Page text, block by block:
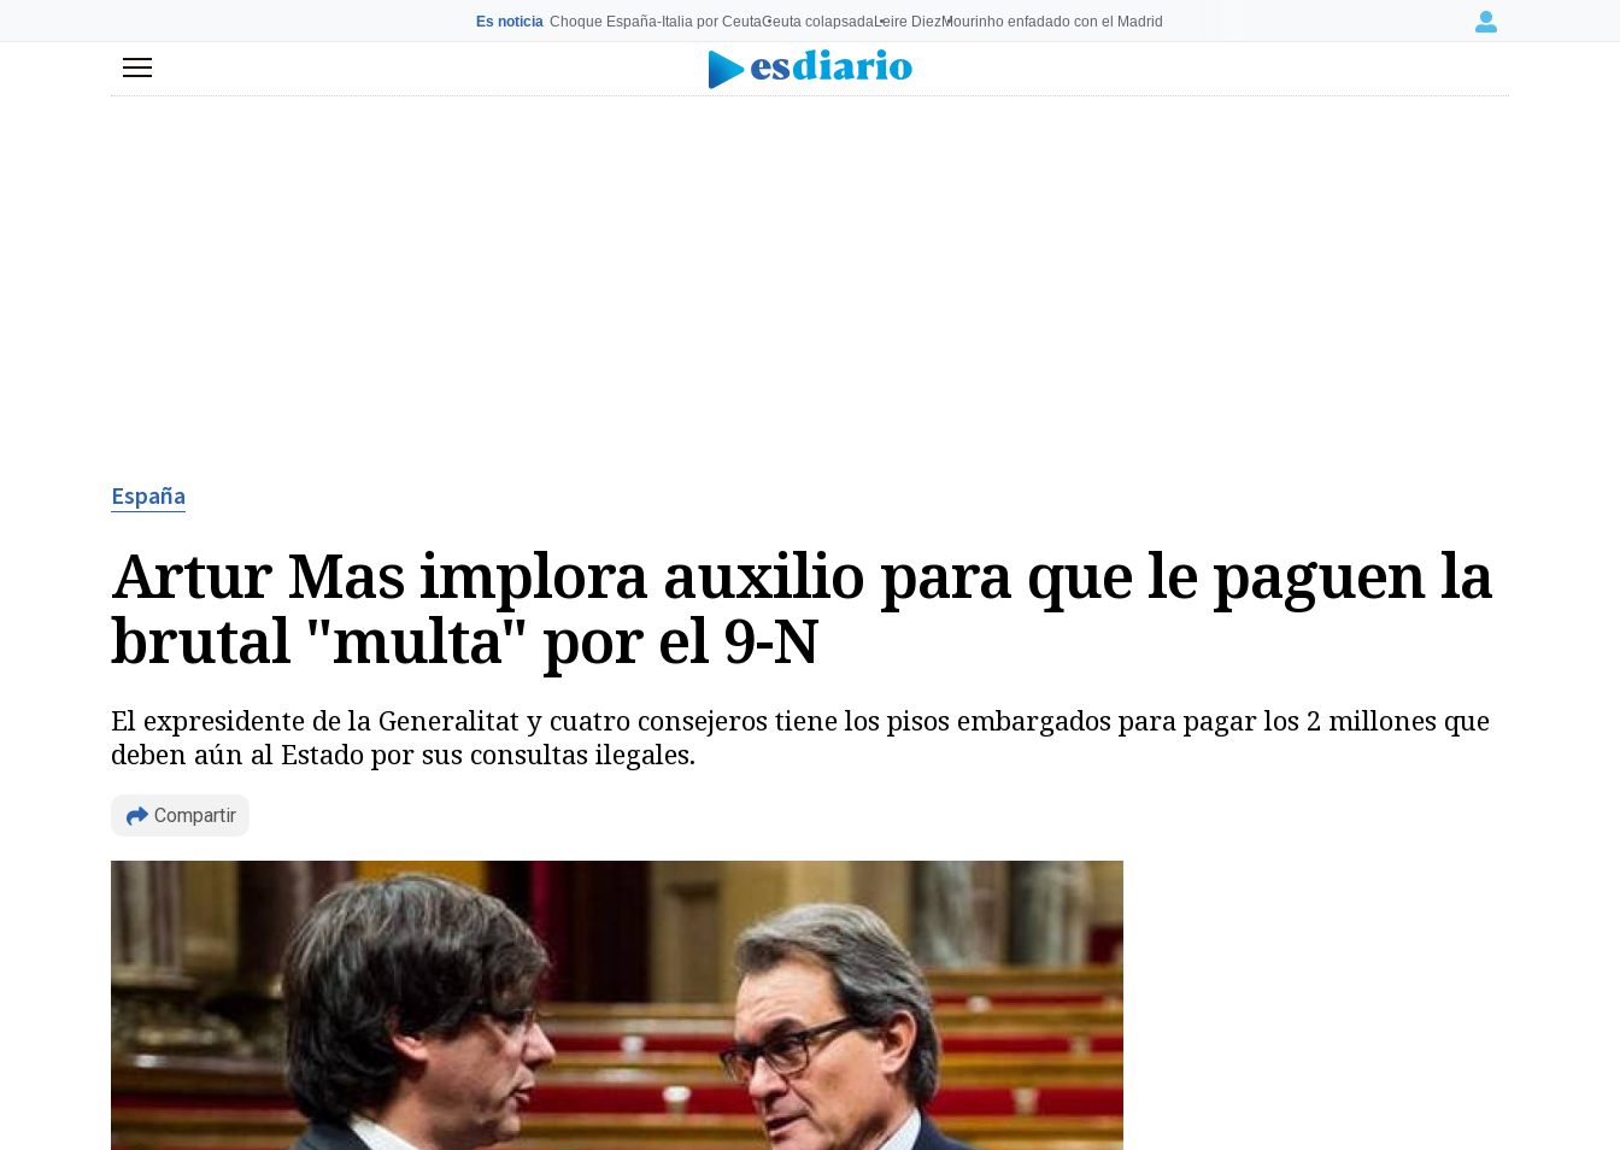
Es noticia Choque España-Italia por CeutaCeuta colapsadaLeire DiezMourinho enfadado con el Madrid Login
Menú
España
Artur Mas implora auxilio para que le paguen la
brutal "multa" por el 9-N
El expresidente de la Generalitat y cuatro consejeros tiene los pisos embargados para pagar los 2 millones que
deben aún al Estado por sus consultas ilegales.
Compartir
Copiar